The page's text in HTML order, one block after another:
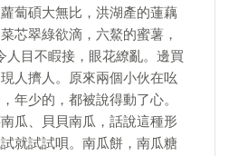
蔔碩大無比，洪湖產的蓮藕
芯翠綠欲滴，六鰲的蜜薯，
人目不睱接，眼花繚亂。邊買
人擠人。原來兩個小伙在吆
年少的，都被說得動了心。
瓜、貝貝南瓜，話說這種形
就試試唄。南瓜餅，南瓜糖